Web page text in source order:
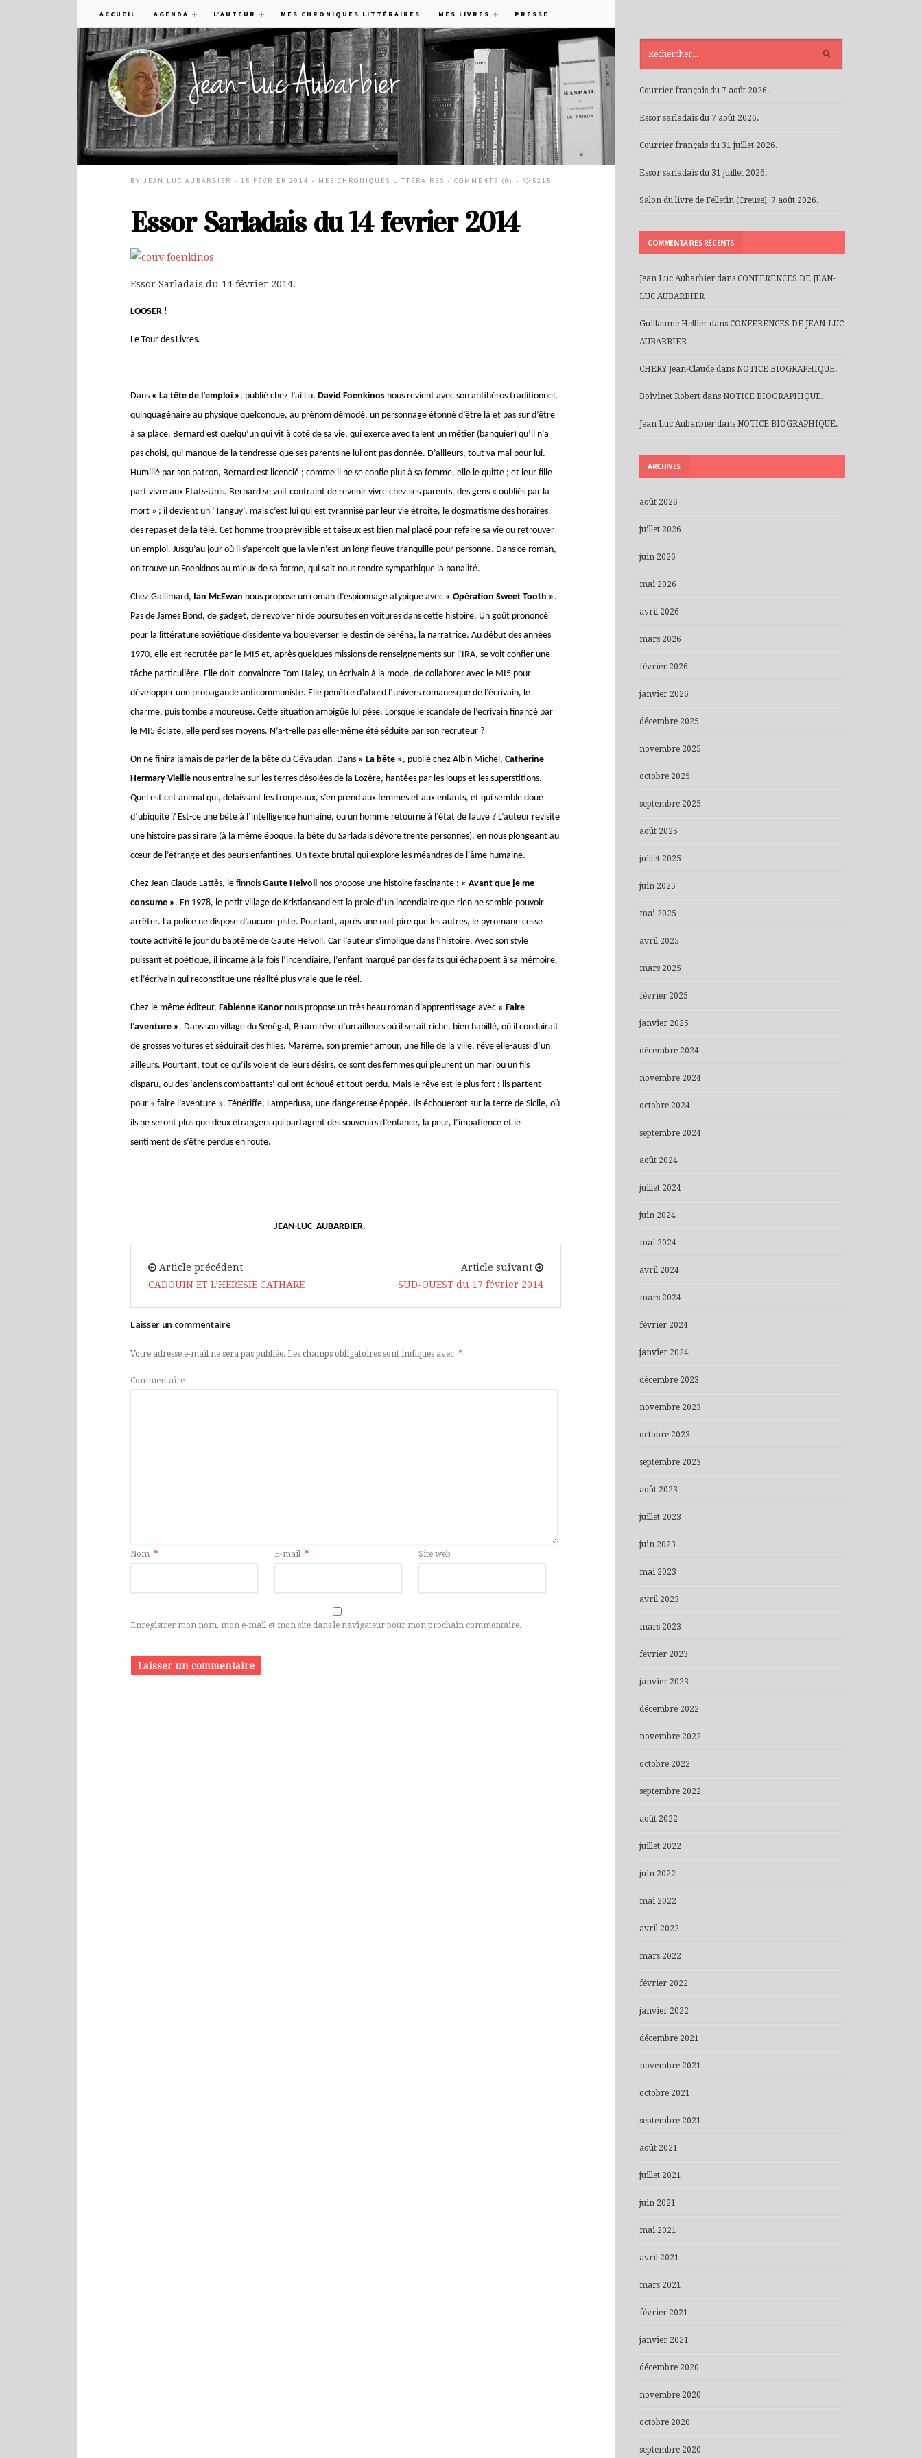
ACCUEIL AGENDA L’AUTEUR MES CHRONIQUES LITTÉRAIRES MES LIVRES PRESSE
BYJEAN LUC AUBARBIER • 15 FÉVRIER 2014 • MES CHRONIQUES LITTÉRAIRES •COMMENTS (0) • 5215
Essor Sarladais du 14 fevrier 2014
Essor Sarladais du 14 février 2014.
LOOSER !
Le Tour des Livres.
Dans « La tête de l’emploi » , publié chez J’ai Lu,David Foenkinos nous revient avec son antihéros traditionnel,
quinquagénaire au physique quelconque, au prénom démodé, un personnage étonné d’être là et pas sur d’être
à sa place. Bernard est quelqu’un qui vit à coté de sa vie, qui exerce avec talent un métier (banquier) qu’il n’a
pas choisi, qui manque de la tendresse que ses parents ne lui ont pas donnée. D’ailleurs, tout va mal pour lui.
Humilié par son patron, Bernard est licencié ; comme il ne se confie plus à sa femme, elle le quitte ; et leur fille
part vivre aux Etats-Unis. Bernard se voit contraint de revenir vivre chez ses parents, des gens « oubliés par la
mort » ; il devient un ‘Tanguy’, mais c’est lui qui est tyrannisé par leur vie étroite, le dogmatisme des horaires
des repas et de la télé. Cet homme trop prévisible et taiseux est bien mal placé pour refaire sa vie ou retrouver
un emploi. Jusqu’au jour où il s’aperçoit que la vie n’est un long fleuve tranquille pour personne. Dans ce roman,
on trouve un Foenkinos au mieux de sa forme, qui sait nous rendre sympathique la banalité.
Chez Gallimard, Ian McEwan nous propose un roman d’espionnage atypique avec « Opération Sweet Tooth » .
Pas de James Bond, de gadget, de revolver ni de poursuites en voitures dans cette histoire. Un goût prononcé
pour la littérature soviétique dissidente va bouleverser le destin de Séréna, la narratrice. Au début des années
1970, elle est recrutée par le MI5 et, après quelques missions de renseignements sur l’IRA, se voit confier une
tâche particulière. Elle doit convaincre Tom Haley, un écrivain à la mode, de collaborer avec le MI5 pour
développer une propagande anticommuniste. Elle pénètre d’abord l’univers romanesque de l’écrivain, le
charme, puis tombe amoureuse. Cette situation ambigüe lui pèse. Lorsque le scandale de l’écrivain financé par
le MI5 éclate, elle perd ses moyens. N’a-t-elle pas elle-même été séduite par son recruteur ?
On ne finira jamais de parler de la bête du Gévaudan. Dans « La bête » , publié chez Albin Michel,Catherine
Hermary-Vieille nous entraine sur les terres désolées de la Lozère, hantées par les loups et les superstitions.
Quel est cet animal qui, délaissant les troupeaux, s’en prend aux femmes et aux enfants, et qui semble doué
d’ubiquité ? Est-ce une bête à l’intelligence humaine, ou un homme retourné à l’état de fauve ? L’auteur revisite
une histoire pas si rare (à la même époque, la bête du Sarladais dévore trente personnes), en nous plongeant au
cœur de l’étrange et des peurs enfantines. Un texte brutal qui explore les méandres de l’âme humaine.
Chez Jean-Claude Lattès, le finnoisGaute Heivoll nos propose une histoire fascinante : « Avant que je me
consume » . En 1978, le petit village de Kristiansand est la proie d’un incendiaire que rien ne semble pouvoir
arrêter. La police ne dispose d’aucune piste. Pourtant, après une nuit pire que les autres, le pyromane cesse
toute activité le jour du baptême de Gaute Heivoll. Car l’auteur s’implique dans l’histoire. Avec son style
puissant et poétique, il incarne à la fois l’incendiaire, l’enfant marqué par des faits qui échappent à sa mémoire,
et l’écrivain qui reconstitue une réalité plus vraie que le réel.
Chez le même éditeur,Fabienne Kanor nous propose un très beau roman d’apprentissage avec « Faire
l’aventure » . Dans son village du Sénégal, Biram rêve d’un ailleurs où il serait riche, bien habillé, où il conduirait
de grosses voitures et séduirait des filles. Marème, son premier amour, une fille de la ville, rêve elle-aussi d’un
ailleurs. Pourtant, tout ce qu’ils voient de leurs désirs, ce sont des femmes qui pleurent un mari ou un fils
disparu, ou des ‘anciens combattants’ qui ont échoué et tout perdu. Mais le rêve est le plus fort ; ils partent
pour « faire l’aventure ». Ténériffe, Lampedusa, une dangereuse épopée. Ils échoueront sur la terre de Sicile, où
ils ne seront plus que deux étrangers qui partagent des souvenirs d’enfance, la peur, l’impatience et le
sentiment de s’être perdus en route.
JEAN-LUC AUBARBIER.
Article précédent
CADOUIN ET L’HERESIE CATHARE
Article suivant
SUD-OUEST du 17 février 2014
Laisser un commentaire
Votre adresse e-mail ne sera pas publiée. Les champs obligatoires sont indiqués avec *
Commentaire
Nom * E-mail * Site web
Enregistrer mon nom, mon e-mail et mon site dans le navigateur pour mon prochain commentaire.
Courrier français du 7 août 2026.
Essor sarladais du 7 août 2026.
Courrier français du 31 juillet 2026.
Essor sarladais du 31 juillet 2026.
Salon du livre de Felletin (Creuse), 7 août 2026.
COMMENTAIRES RÉCENTS
Jean Luc Aubarbier dans CONFERENCES DE JEAN-
LUC AUBARBIER
Guillaume Hellier dans CONFERENCES DE JEAN-LUC
AUBARBIER
CHERY Jean-Claude dans NOTICE BIOGRAPHIQUE.
Boivinet Robert dans NOTICE BIOGRAPHIQUE.
Jean Luc Aubarbier dans NOTICE BIOGRAPHIQUE.
ARCHIVES
août 2026
juillet 2026
juin 2026
mai 2026
avril 2026
mars 2026
février 2026
janvier 2026
décembre 2025
novembre 2025
octobre 2025
septembre 2025
août 2025
juillet 2025
juin 2025
mai 2025
avril 2025
mars 2025
février 2025
janvier 2025
décembre 2024
novembre 2024
octobre 2024
septembre 2024
août 2024
juillet 2024
juin 2024
mai 2024
avril 2024
mars 2024
février 2024
janvier 2024
décembre 2023
novembre 2023
octobre 2023
septembre 2023
août 2023
juillet 2023
juin 2023
mai 2023
avril 2023
mars 2023
février 2023
janvier 2023
décembre 2022
novembre 2022
octobre 2022
septembre 2022
août 2022
juillet 2022
juin 2022
mai 2022
avril 2022
mars 2022
février 2022
janvier 2022
décembre 2021
novembre 2021
octobre 2021
septembre 2021
août 2021
juillet 2021
juin 2021
mai 2021
avril 2021
mars 2021
février 2021
janvier 2021
décembre 2020
novembre 2020
octobre 2020
septembre 2020